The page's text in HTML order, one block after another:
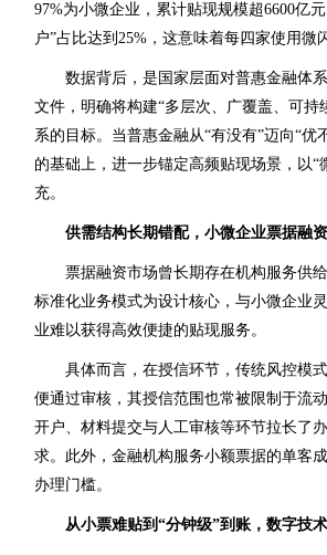
97%为小微企业，累计贴现规模超6600亿
户”占比达到25%，这意味着每四家使用微
数据背后，是国家层面对普惠金融体
文件，明确将构建“多层次、广覆盖、可
系的目标。当普惠金融从“有没有”迈向“
的基础上，进一步锚定高频贴现场景，以
充。
供需结构长期错配，小微企业票据融
票据融资市场曾长期存在机构服务供
标准化业务模式为设计核心，与小微企业
业难以获得高效便捷的贴现服务。
具体而言，在授信环节，传统风控模
便通过审核，其授信范围也常被限制于流
开户、材料提交与人工审核等环节拉长了
求。此外，金融机构服务小额票据的单客
办理门槛。
从小票难贴到“分钟级”到账，数字技